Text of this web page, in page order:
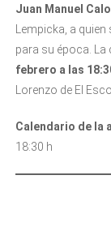
Juan Manuel Calo
Lempicka, a
para su época. La
febrero a las
Lorenzo de El
Calendario de la
18:30 h